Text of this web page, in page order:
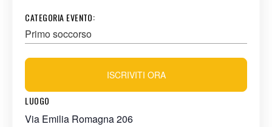
CATEGORIA EVENTO:
Primo soccorso
LUOGO
Via Emilia Romagna 206
ISCRIVITI ORA